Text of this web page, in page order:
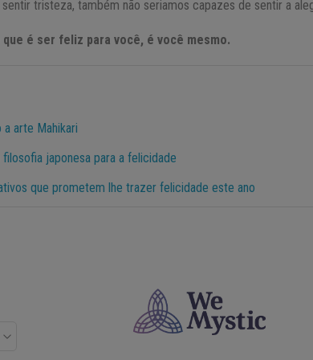
tristeza, também não seriamos capazes de sentir a
é ser feliz para você, é você mesmo.
arte Mahikari
japonesa para a felicidade
que prometem lhe trazer felicidade este ano